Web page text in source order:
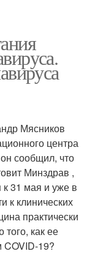
Мясников
центра
сообщил, что
Минздрав ,
к 31 мая и уже в
к клинических
практически
того, как ее
COVID-19?